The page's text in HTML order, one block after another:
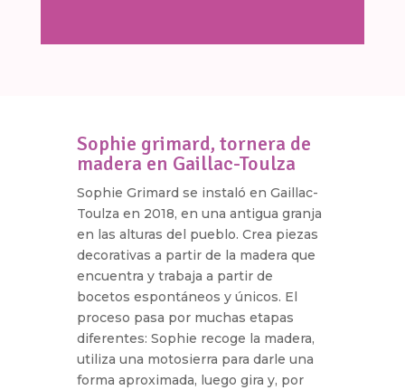
Sophie grimard, tornera de
madera en Gaillac-Toulza
Sophie Grimard se instaló en Gaillac-
Toulza en 2018, en una antigua granja
en las alturas del pueblo. Crea piezas
decorativas a partir de la madera que
encuentra y trabaja a partir de
bocetos espontáneos y únicos. El
proceso pasa por muchas etapas
diferentes: Sophie recoge la madera,
utiliza una motosierra para darle una
forma aproximada, luego gira y, por